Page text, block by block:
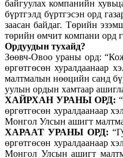
байгуулах компанийн
бүртгэлд бүртгэсэн орд
заасан байдаг. Төрийн
төрийн өмчит компани орд
Ордуудын тухайд?
Зөөвч-Овоо ураны орд:
өргөтгөсөн хуралдаанаар
малтмалын нөөцийн санд
уулын ордын хамтаар
ХАЙРХАН УРАНЫ ОРД:
өргөтгөсөн хуралдаанаар
Монгол Улсын ашигт
ХАРААТ УРАНЫ ОРД:
өргөтгөсөн хуралдаанаар
Монгол Улсын ашигт